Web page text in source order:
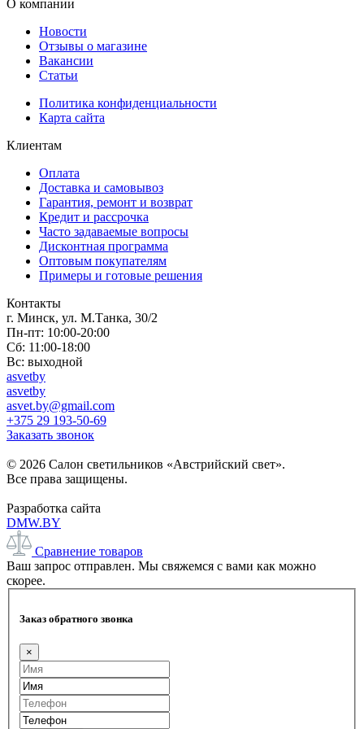
О компании
Новости
Отзывы о магазине
Вакансии
Статьи
Политика конфиденциальности
Карта сайта
Клиентам
Оплата
Доставка и самовывоз
Гарантия, ремонт и возврат
Кредит и рассрочка
Часто задаваемые вопросы
Дисконтная программа
Оптовым покупателям
Примеры и готовые решения
Контакты
г. Минск, ул. М.Танка, 30/2
Пн-пт: 10:00-20:00
Сб: 11:00-18:00
Вс: выходной
asvetby
asvetby
asvet.by@gmail.com
+375 29 193-50-69
Заказать звонок
© 2026 Салон светильников «Австрийский свет».
Все права защищены.
Разработка сайта
DMW.BY
Сравнение товаров
Ваш запрос отправлен. Мы свяжемся с вами как можно
скорее.
Заказ обратного звонка
×